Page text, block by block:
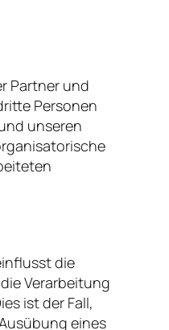
Partner und
Personen
unseren
die
Verarbeitung
ist der Fall,
eines